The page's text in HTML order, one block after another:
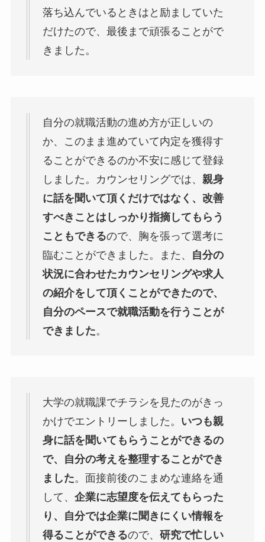
落ち込んでいるときはと励ましていた
だけたので、最後まで頑張ることがで
きました。
自分の就職活動の進め方が正しいの
か、このまま進めていて内定を獲得す
ることができるのか不安に感じて登録
しました。カウンセリングでは、 親身
に話を聞いて頂くだけではなく、改善
すべきことはしっかり指摘してもらう
こともできるので、胸を張って選考に
臨むことができました。また、
自分の
状況に合わせたカウンセリングや求人
の紹介をして頂くことができたので、
自分のペースで就職活動を行うことが
できました。
大学の就職課でチラシを見たのがきっ
かけでエントリーしました。 いつも親
身に話を聞いてもらうことができるの
で、自分の考えを整理することができ
ました。面接前後のこまめな連絡を通
して、 企業に志望度を伝えてもらった
り、自分では企業に聞きにくい情報を
得ることができるので、 研究で忙しい